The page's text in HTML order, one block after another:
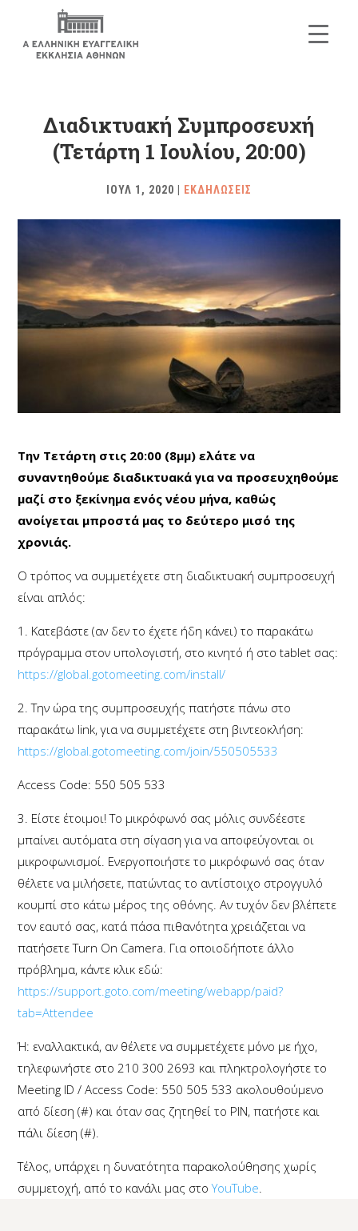
Διαδικτυακή Συμπροσευχή
(Τετάρτη 1 Ιουλίου, 20:00)
ΙΟΥΛ 1, 2020 ΕΚΔΗΛΩΣΕΙΣ
Την Τετάρτη στις 20:00 (8μμ) ελάτε να
συναντηθούμε διαδικτυακά για να προσευχηθούμε
μαζί στο ξεκίνημα ενός νέου μήνα, καθώς
ανοίγεται μπροστά μας το δεύτερο μισό της
χρονιάς.
Ο τρόπος να συμμετέχετε στη διαδικτυακή συμπροσευχή
είναι απλός:
1. Κατεβάστε (αν δεν το έχετε ήδη κάνει) το παρακάτω
πρόγραμμα στον υπολογιστή, στο κινητό ή στο tablet σας:
https://global.gotomeeting.com/install/
2. Την ώρα της συμπροσευχής πατήστε πάνω στο
παρακάτω link, για να συμμετέχετε στη βιντεοκλήση:
https://global.gotomeeting.com/join/550505533
Access Code: 550 505 533
3. Είστε έτοιμοι! Το μικρόφωνό σας μόλις συνδέεστε
μπαίνει αυτόματα στη σίγαση για να αποφεύγονται οι
μικροφωνισμοί. Ενεργοποιήστε το μικρόφωνό σας όταν
θέλετε να μιλήσετε, πατώντας το αντίστοιχο στρογγυλό
κουμπί στο κάτω μέρος της οθόνης. Αν τυχόν δεν βλέπετε
τον εαυτό σας, κατά πάσα πιθανότητα χρειάζεται να
πατήσετε Turn On Camera. Για οποιοδήποτε άλλο
πρόβλημα, κάντε κλικ εδώ:
https://support.goto.com/meeting/webapp/paid?
tab=Attendee
Ή: εναλλακτικά, αν θέλετε να συμμετέχετε μόνο με ήχο,
τηλεφωνήστε στο 210 300 2693 και πληκτρολογήστε το
Meeting ID / Access Code: 550 505 533 ακολουθούμενο
από δίεση (#) και όταν σας ζητηθεί το PIN, πατήστε και
πάλι δίεση (#).
Τέλος, υπάρχει η δυνατότητα παρακολούθησης χωρίς
συμμετοχή, από το κανάλι μας στοYouTube.